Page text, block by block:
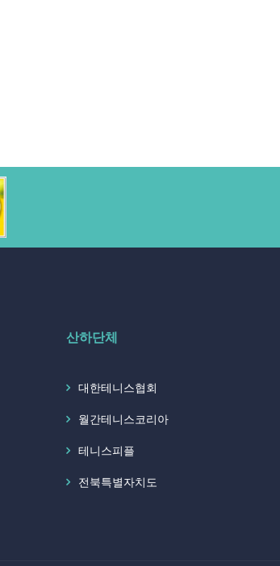
산하단체
대한테니스협회
월간테니스코리아
테니스피플
전북특별자치도